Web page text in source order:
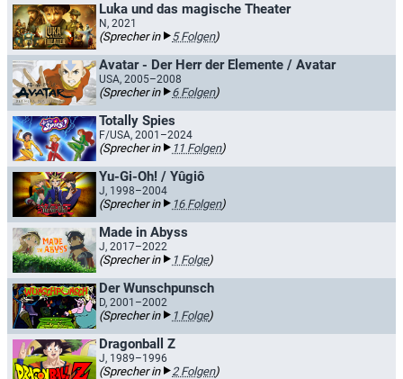
Luka und das magische Theater
N, 2021
(Sprecher in 5 Folgen)
Avatar - Der Herr der Elemente / Avatar
USA, 2005–2008
(Sprecher in 6 Folgen)
Totally Spies
F/USA, 2001–2024
(Sprecher in 11 Folgen)
Yu-Gi-Oh! / Yûgiô
J, 1998–2004
(Sprecher in 16 Folgen)
Made in Abyss
J, 2017–2022
(Sprecher in 1 Folge)
Der Wunschpunsch
D, 2001–2002
(Sprecher in 1 Folge)
Dragonball Z
J, 1989–1996
(Sprecher in 2 Folgen)